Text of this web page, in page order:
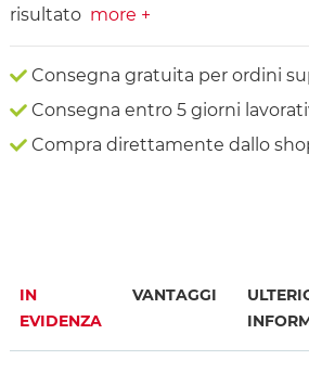
risultato more +
Consegna gratuita per ordini
Consegna entro 5 giorni
Compra direttamente dallo
IN
EVIDENZA
VANTAGGI